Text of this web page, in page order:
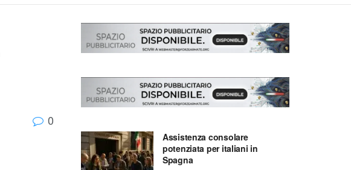
0
Assistenza consolare
potenziata per italiani in
Spagna